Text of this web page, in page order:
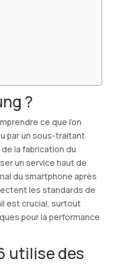
?
ce que l’on
par un sous-traitant
la fabrication du
un service haut de
du smartphone après
les standards de
est crucial, surtout
pour la performance
utilise des